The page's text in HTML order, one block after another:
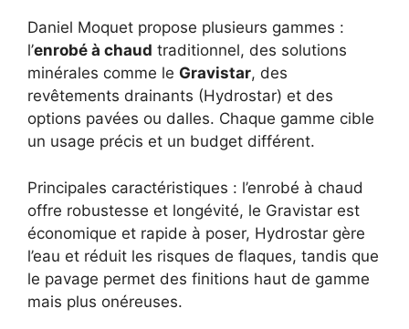
Daniel Moquet propose plusieurs gammes :
l’enrobé à chaud traditionnel, des solutions
minérales comme le Gravistar, des
revêtements drainants (Hydrostar) et des
options pavées ou dalles. Chaque gamme cible
un usage précis et un budget différent.
Principales caractéristiques : l’enrobé à chaud
offre robustesse et longévité, le Gravistar est
économique et rapide à poser, Hydrostar gère
l’eau et réduit les risques de flaques, tandis que
le pavage permet des finitions haut de gamme
mais plus onéreuses.